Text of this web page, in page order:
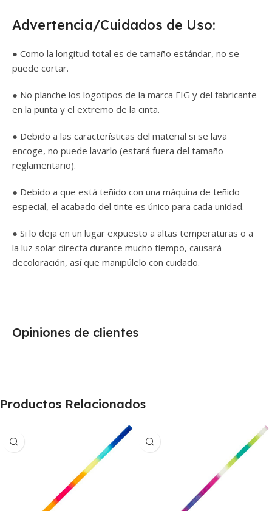
Advertencia/Cuidados de Uso:
● Como la longitud total es de tamaño estándar, no se
puede cortar.
● No planche los logotipos de la marca FIG y del fabricante
en la punta y el extremo de la cinta.
● Debido a las características del material si se lava
encoge, no puede lavarlo (estará fuera del tamaño
reglamentario).
● Debido a que está teñido con una máquina de teñido
especial, el acabado del tinte es único para cada unidad.
● Si lo deja en un lugar expuesto a altas temperaturas o a
la luz solar directa durante mucho tiempo, causará
decoloración, así que manipúlelo con cuidado.
Opiniones de clientes
Productos Relacionados